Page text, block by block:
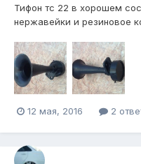
Тифон тс 22 в хорошем
нержавейки и резиновое
12 мая, 2016 2